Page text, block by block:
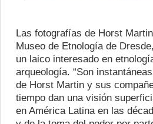
Las fotografías de Horst
Museo de Etnología de
un laico interesado en
arqueología. “Son
de Horst Martin y sus
tiempo dan una visión
en América Latina en las